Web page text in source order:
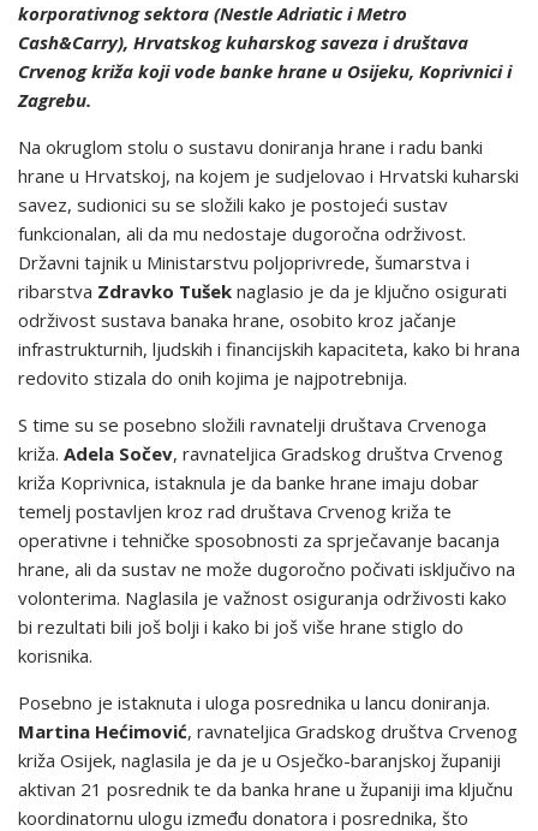
korporativnog sektora (Nestle Adriatic i Metro
Cash&Carry), Hrvatskog kuharskog saveza i društava
Crvenog križa koji vode banke hrane u Osijeku, Koprivnici i
Zagrebu.
Na okruglom stolu o sustavu doniranja hrane i radu banki
hrane u Hrvatskoj, na kojem je sudjelovao i Hrvatski kuharski
savez, sudionici su se složili kako je postojeći sustav
funkcionalan, ali da mu nedostaje dugoročna održivost.
Državni tajnik u Ministarstvu poljoprivrede, šumarstva i
ribarstva Zdravko Tušek naglasio je da je ključno osigurati
održivost sustava banaka hrane, osobito kroz jačanje
infrastrukturnih, ljudskih i financijskih kapaciteta, kako bi hrana
redovito stizala do onih kojima je najpotrebnija.
S time su se posebno složili ravnatelji društava Crvenoga
križa. Adela Sočev, ravnateljica Gradskog društva Crvenog
križa Koprivnica, istaknula je da banke hrane imaju dobar
temelj postavljen kroz rad društava Crvenog križa te
operativne i tehničke sposobnosti za sprječavanje bacanja
hrane, ali da sustav ne može dugoročno počivati isključivo na
volonterima. Naglasila je važnost osiguranja održivosti kako
bi rezultati bili još bolji i kako bi još više hrane stiglo do
korisnika.
Posebno je istaknuta i uloga posrednika u lancu doniranja.
Martina Hećimović, ravnateljica Gradskog društva Crvenog
križa Osijek, naglasila je da je u Osječko-baranjskoj županiji
aktivan 21 posrednik te da banka hrane u županiji ima ključnu
koordinatornu ulogu između donatora i posrednika, što